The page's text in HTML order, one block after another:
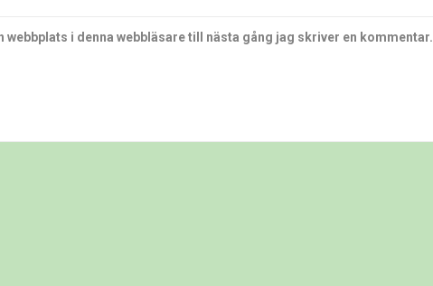
i denna webbläsare till nästa gång jag skriver en kommentar.